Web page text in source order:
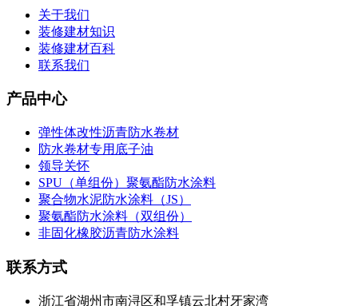
关于我们
装修建材知识
装修建材百科
联系我们
产品中心
弹性体改性沥青防水卷材
防水卷材专用底子油
领导关怀
SPU（单组份）聚氨酯防水涂料
聚合物水泥防水涂料（JS）
聚氨酯防水涂料（双组份）
非固化橡胶沥青防水涂料
联系方式
浙江省湖州市南浔区和孚镇云北村牙家湾